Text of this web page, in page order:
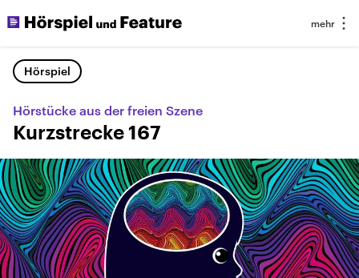
Hörspiel
Hörstücke aus der freien Szene
Kurzstrecke 167